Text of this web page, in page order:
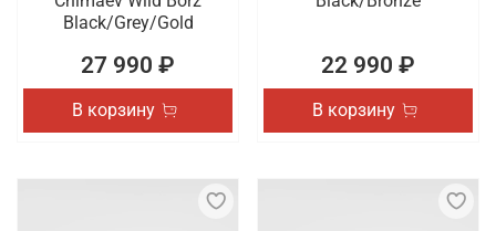
Black/Grey/Gold
27 990 ₽
В корзину
22 990 ₽
В корзину